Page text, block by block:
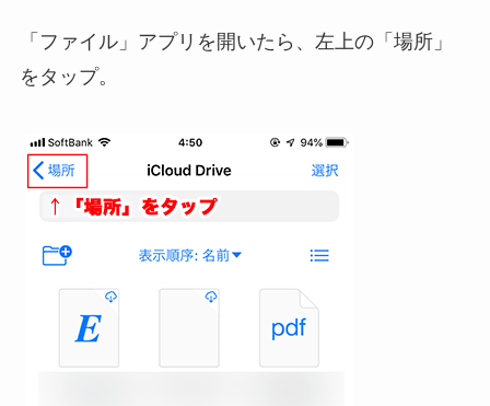
「ファイル」アプリを開いたら、左上の「場所」
をタップ。